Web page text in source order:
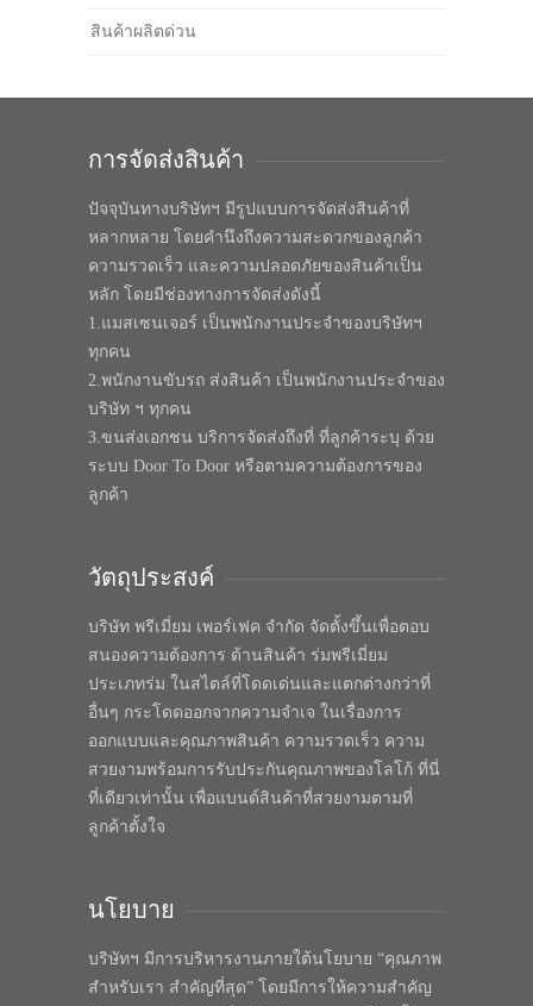
สินค้าผลิตด่วน
การจัดส่งสินค้า
ปัจจุบันทางบริษัทฯ มีรูปแบบการจัดส่งสินค้าที่
หลากหลาย โดยคำนึงถึงความสะดวกของลูกค้า
ความรวดเร็ว และความปลอดภัยของสินค้าเป็น
หลัก โดยมีช่องทางการจัดส่งดังนี้
1.แมสเซนเจอร์ เป็นพนักงานประจำของบริษัทฯ
ทุกคน
2.พนักงานขับรถ ส่งสินค้า เป็นพนักงานประจำของ
บริษัท ฯ ทุกคน
3.ขนส่งเอกชน บริการจัดส่งถึงที่ ที่ลูกค้าระบุ ด้วย
ระบบ Door To Door หรือตามความต้องการของ
ลูกค้า
วัตถุประสงค์
บริษัท พรีเมี่ยม เพอร์เฟค จำกัด จัดตั้งขึ้นเพื่อตอบ
สนองความต้องการ ด้านสินค้า ร่มพรีเมี่ยม
ประเภทร่ม ในสไตล์ที่โดดเด่นและแตกต่างกว่าที่
อื่นๆ กระโดดออกจากความจำเจ ในเรื่องการ
ออกแบบและคุณภาพสินค้า ความรวดเร็ว ความ
สวยงามพร้อมการรับประกันคุณภาพของโลโก้ ที่นี่
ที่เดียวเท่านั้น เพื่อแบนด์สินค้าที่สวยงามตามที่
ลูกค้าตั้งใจ
นโยบาย
บริษัทฯ มีการบริหารงานภายใต้นโยบาย “คุณภาพ
สำหรับเรา สำคัญที่สุด” โดยมีการให้ความสำคัญ